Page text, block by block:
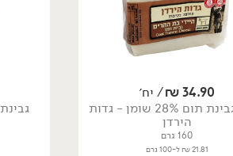
משולש קשקבל מחלב צאן
34.90
₪/ יח׳
היידי גבינת תום 28% שומן - גדות
הירדן
160 גרם
21.81 ₪ ל-100 גרם
גבינת